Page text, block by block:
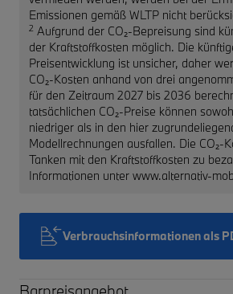
Emissionen gemäß WLTP nicht
2 Aufgrund der CO₂-Bepreisung sind
der Kraftstoffkosten möglich. Die
Preisentwicklung ist unsicher, daher
CO₂-Kosten anhand von drei
für den Zeitraum 2027 bis 2036
tatsächlichen CO₂-Preise können
niedriger als in den hier
Modellrechnungen ausfallen. Die CO₂-
Tanken mit den Kraftstoffkosten zu
Informationen unter www.alternativ-
Verbrauchsinformationen als